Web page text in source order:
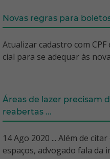
Novas regras para
Atualizar cadastro com
cial para se adequar às
Áreas de lazer precisam
reabertas ...
14 Ago 2020 ... Além de
espaços, advogado fala da